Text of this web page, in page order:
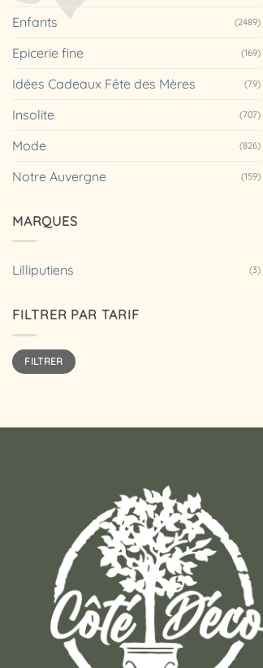
Enfants (2489)
Epicerie fine (169)
Idées Cadeaux Fête des Mères (79)
Insolite (707)
Mode (826)
Notre Auvergne (159)
MARQUES
Lilliputiens (3)
FILTRER PAR TARIF
Prix
min
Prix
maxFILTRER